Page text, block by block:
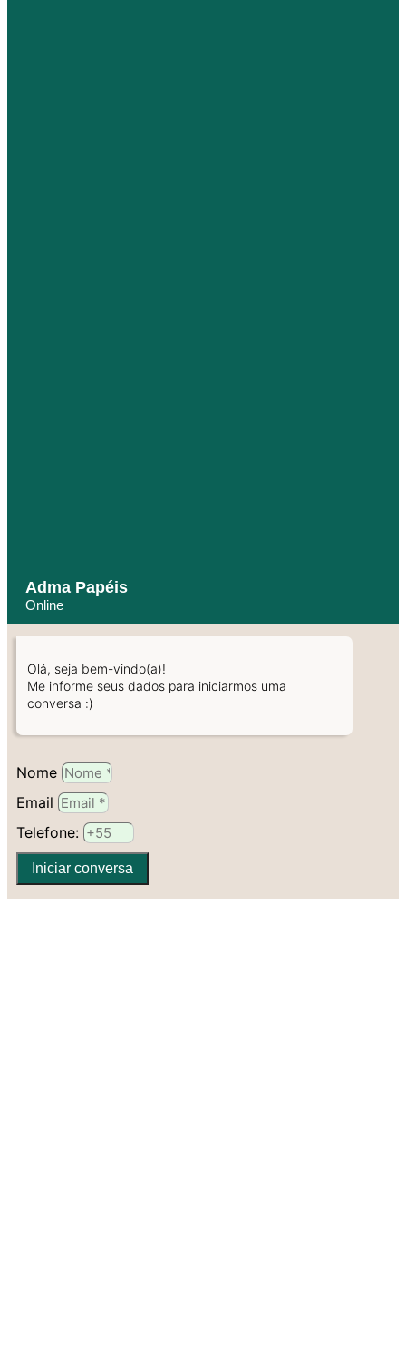
Adma Papéis
Online
Olá, seja bem-vindo(a)!
Me informe seus dados para iniciarmos uma
conversa :)
Nome
Email
Telefone:
Iniciar conversa